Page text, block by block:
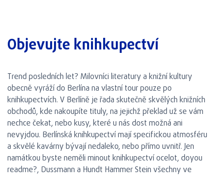
Objevujte knihkupectví
Trend posledních let? Milovníci literatury a knižní kultury
obecně vyráží do Berlína na vlastní tour pouze po
knihkupectvích. V Berlíně je řada skutečně skvělých knižních
obchodů, kde nakoupíte tituly, na jejichž překlad už se vám
nechce čekat, nebo kusy, které u nás dost možná ani
nevyjdou. Berlínská knihkupectví mají specifickou atmosféru
a skvělé kavárny bývají nedaleko, nebo přímo uvnitř. Jen
namátkou byste neměli minout knihkupectví ocelot, doyou
readme?, Dussmann a Hundt Hammer Stein všechny ve